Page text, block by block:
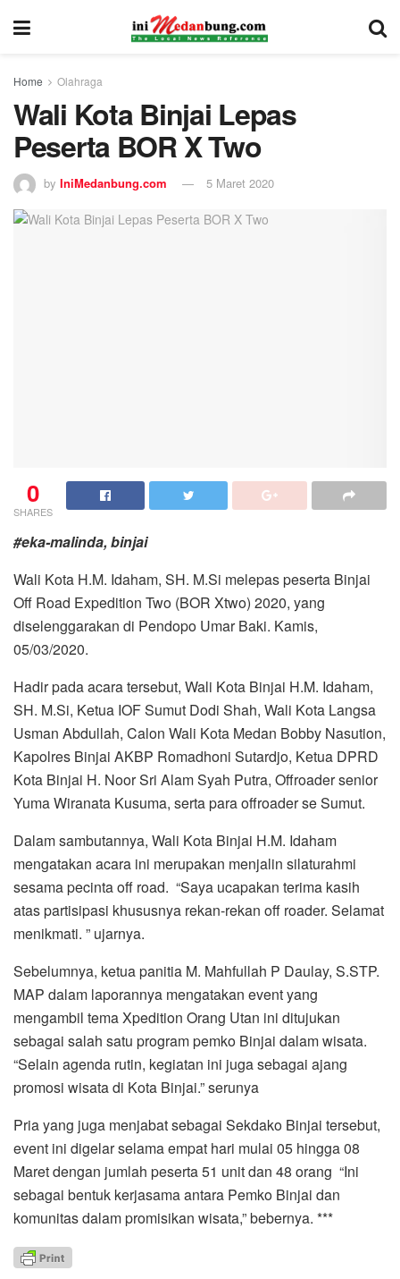
Home Olahraga
Wali Kota Binjai Lepas
Peserta BOR X Two
by IniMedanbung.com 5 Maret 2020
0
SHARES
#eka-malinda, binjai
Wali Kota H.M. Idaham, SH. M.Si melepas peserta Binjai
Off Road Expedition Two (BOR Xtwo) 2020, yang
diselenggarakan di Pendopo Umar Baki. Kamis,
05/03/2020.
Hadir pada acara tersebut, Wali Kota Binjai H.M. Idaham,
SH. M.Si, Ketua IOF Sumut Dodi Shah, Wali Kota Langsa
Usman Abdullah, Calon Wali Kota Medan Bobby Nasution,
Kapolres Binjai AKBP Romadhoni Sutardjo, Ketua DPRD
Kota Binjai H. Noor Sri Alam Syah Putra, Offroader senior
Yuma Wiranata Kusuma, serta para offroader se Sumut.
Dalam sambutannya, Wali Kota Binjai H.M. Idaham
mengatakan acara ini merupakan menjalin silaturahmi
sesama pecinta off road. “Saya ucapakan terima kasih
atas partisipasi khususnya rekan-rekan off roader. Selamat
menikmati. ” ujarnya.
Sebelumnya, ketua panitia M. Mahfullah P Daulay, S.STP.
MAP dalam laporannya mengatakan event yang
mengambil tema Xpedition Orang Utan ini ditujukan
sebagai salah satu program pemko Binjai dalam wisata.
“Selain agenda rutin, kegiatan ini juga sebagai ajang
promosi wisata di Kota Binjai.” serunya
Pria yang juga menjabat sebagai Sekdako Binjai tersebut,
event ini digelar selama empat hari mulai 05 hingga 08
Maret dengan jumlah peserta 51 unit dan 48 orang “Ini
sebagai bentuk kerjasama antara Pemko Binjai dan
komunitas dalam promisikan wisata,” bebernya. ***